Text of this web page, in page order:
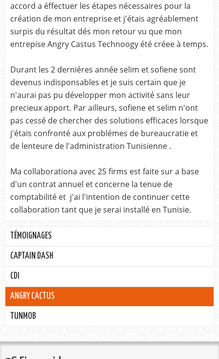
accord a éffectuer les étapes nécessaires pour la
création de mon entreprise et j'étais agréablement
surpis du résultat dés mon retour vu que mon
entrepise Angry Castus Technoogy été créee à temps.
Durant les 2 derniéres année selim et sofiene sont
devenus indisponsables et je suis certain que je
n'aurai pas pu développer mon activité sans leur
precieux apport. Par ailleurs, sofiene et selim n'ont
pas cessé de chercher des solutions efficaces lorsque
j'étais confronté aux problémes de bureaucratie et
de lenteure de l'administration Tunisienne .
Ma collaborationa avec 2S firms est faite sur a base
d'un contrat annuel et concerne la tenue de
comptabilité et j'ai l'intention de continuer cette
collaboration tant que je serai installé en Tunisie.
TÉMOIGNAGES
CAPTAIN DASH
CDI
ANGRY CACTUS
TUNMOB